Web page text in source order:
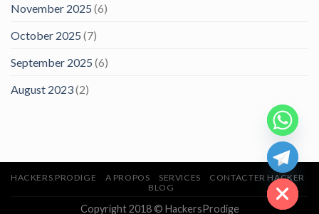
November 2025 (6)
October 2025 (7)
September 2025 (6)
August 2023(2)
HACKERS PRODIGE A PROPOS SERVICES
CONTACTER HACKER
BLOG
Copyright 2018 © HackersProdige
HIDE
CHATY